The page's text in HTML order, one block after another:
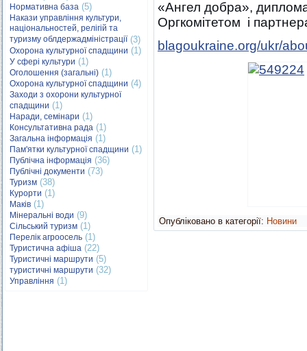
Нормативна база (5)
Накази управління культури,
національностей, релігій та
туризму облдержадміністрації(3)
Охорона культурної спадщини (1)
У сфері культури (1)
Оголошення (загальні) (1)
Охорона культурної спадщини (4)
Заходи з охорони культурної
спадщини (1)
Наради, семінари (1)
Консультативна рада (1)
Загальна інформація (1)
Пам'ятки культурної спадщини (1)
Публічна інформація (36)
Публічні документи (73)
Туризм (38)
Курорти (1)
Маків (1)
Мінеральні води (9)
Сільський туризм (1)
Перелік агроосель (1)
Туристична афіша (22)
Туристичні маршрути (5)
туристичні маршрути (32)
Управління (1)
«Ангел добра»,
Оргкомітетом і
blagoukraine.org/ukr/
Опубліковано в категорії: Новини